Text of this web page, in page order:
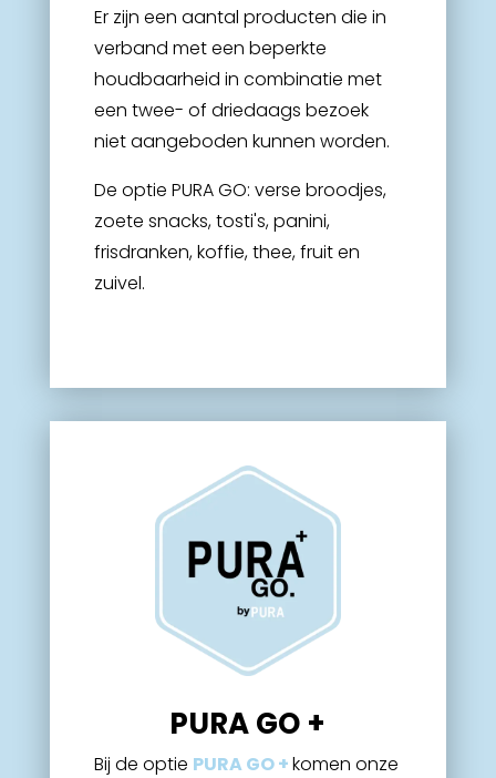
Er zijn een aantal producten die in
verband met een beperkte
houdbaarheid in combinatie met
een twee- of driedaags bezoek
niet aangeboden kunnen worden.
De optie PURA GO: verse broodjes,
zoete snacks, tosti's, panini,
frisdranken, koffie, thee, fruit en
zuivel.
PURA GO +
Bij de optie PURA GO +komen onze